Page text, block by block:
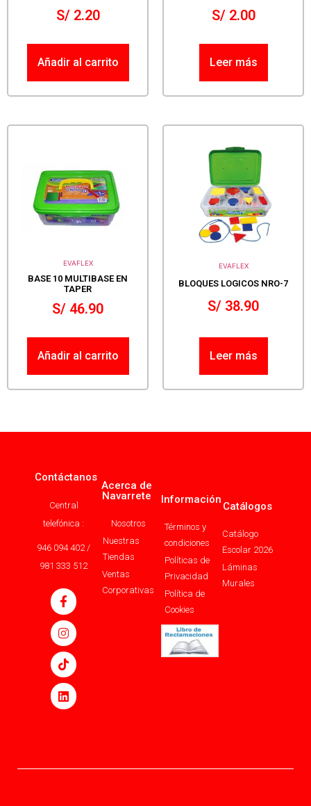
S/2.20
Añadir al carrito
S/2.00
Leer más
EVAFLEX
BASE 10 MULTIBASE EN
TAPER
S/ 46.90
Añadir al carrito
EVAFLEX
BLOQUES LOGICOS NRO-7
S/ 38.90
Leer más
Contáctanos
Central
telefónica :
946 094 402 /
981 333 512
Acerca de
Navarrete
Nosotros
Nuestras
Tiendas
Ventas
Corporativas
Información
Términos y
condiciones
Políticas de
Privacidad
Política de
Cookies
Catálogos
Catálogo
Escolar 2026
Láminas
Murales